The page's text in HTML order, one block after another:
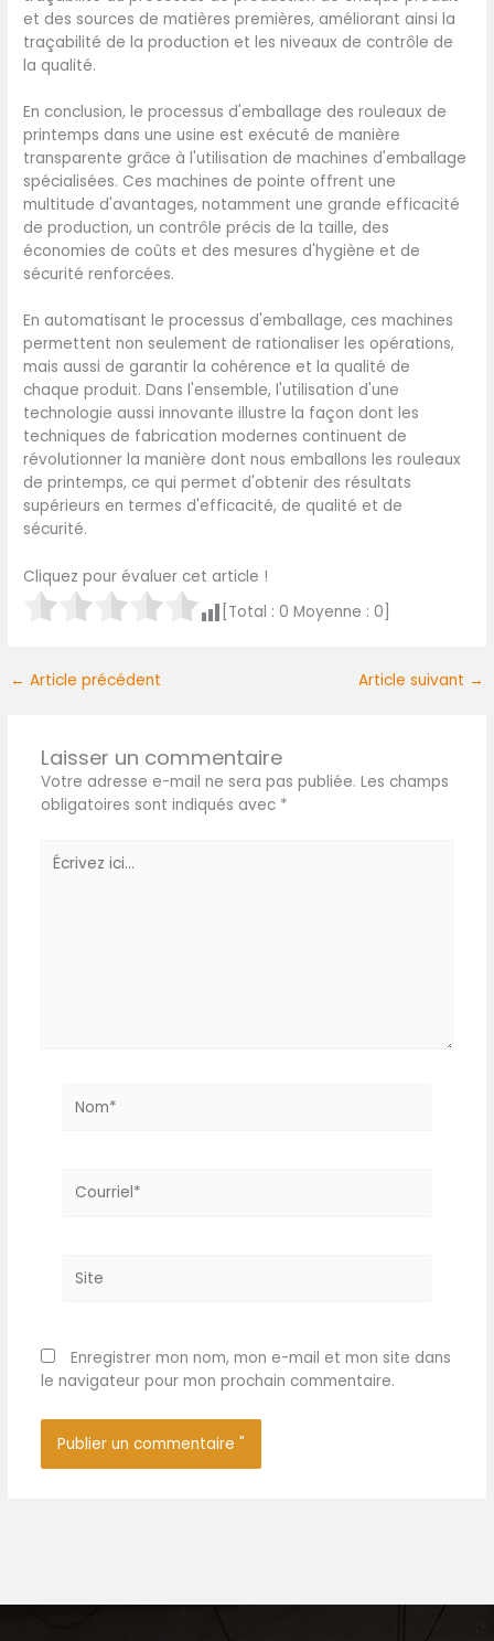
et des sources de matières premières, améliorant ainsi la
traçabilité de la production et les niveaux de contrôle de
la qualité.
En conclusion, le processus d'emballage des rouleaux de
printemps dans une usine est exécuté de manière
transparente grâce à l'utilisation de machines d'emballage
spécialisées. Ces machines de pointe offrent une
multitude d'avantages, notamment une grande efficacité
de production, un contrôle précis de la taille, des
économies de coûts et des mesures d'hygiène et de
sécurité renforcées.
En automatisant le processus d'emballage, ces machines
permettent non seulement de rationaliser les opérations,
mais aussi de garantir la cohérence et la qualité de
chaque produit. Dans l'ensemble, l'utilisation d'une
technologie aussi innovante illustre la façon dont les
techniques de fabrication modernes continuent de
révolutionner la manière dont nous emballons les rouleaux
de printemps, ce qui permet d'obtenir des résultats
supérieurs en termes d'efficacité, de qualité et de
sécurité.
Cliquez pour évaluer cet article !
[Total :0 Moyenne :0
← Article précédent Article suivant →
Laisser un commentaire
Votre adresse e-mail ne sera pas publiée. Les champs
obligatoires sont indiqués avec *
Écrivez
ici...
Enregistrer mon nom, mon e-mail et mon site dans
le navigateur pour mon prochain commentaire.